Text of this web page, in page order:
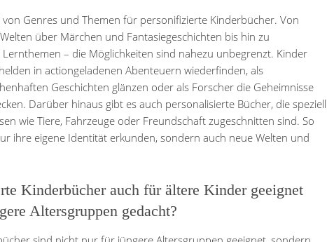
von Genres und Themen für personifizierte Kinderbücher. Von
über Märchen und Fantasiegeschichten bis hin zu
– die Möglichkeiten sind nahezu unbegrenzt. Kinder
in actiongeladenen Abenteuern wiederfinden, als
Geschichten glänzen oder als Forscher die Geheimnisse
Darüber hinaus gibt es auch personalisierte Bücher, die speziell
wie Tiere, Fahrzeuge oder Freundschaft zugeschnitten sind. So
ihre eigene Identität erkunden, sondern auch neue Welten und
Kinderbücher auch für ältere Kinder geeignet
Altersgruppen gedacht?